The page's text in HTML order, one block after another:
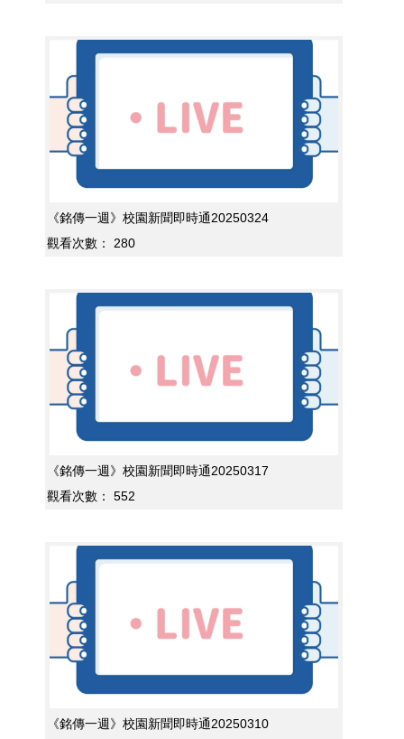
《銘傳一週》校園新聞即時通20250324
觀看次數：
280
《銘傳一週》校園新聞即時通20250317
觀看次數：
552
《銘傳一週》校園新聞即時通20250310